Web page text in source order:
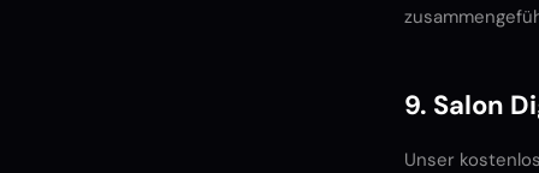
9. Salon
Unser